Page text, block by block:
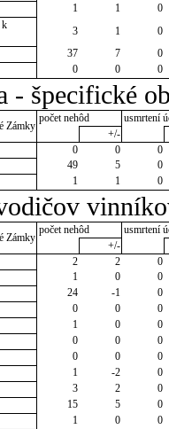
1 1
0
k
3 1
0
37 7
0
0 0 0
- špecifické
Zámky
počet nehôd
usmrtení
+/-
0 0
0
49 5
0
1 1 0
Zámky
počet nehôd
usmrtení
+/-
2 2
0
1 0
0
24 -1
0
0 0
0
1 0
0
0 0
0
0 0
0
1 -2
0
3 2
0
15 5
0
1 0
0